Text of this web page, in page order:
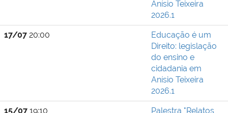
Anísio Teixeira
2026.1
17/07 20:00
Educação é um
Direito: legislação
do ensino e
cidadania em
Anísio Teixeira
2026.1
15/07 19:10
Palestra "Relatos